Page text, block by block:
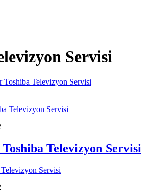
Servisi
Toshiba Televizyon Servisi
Televizyon Servisi